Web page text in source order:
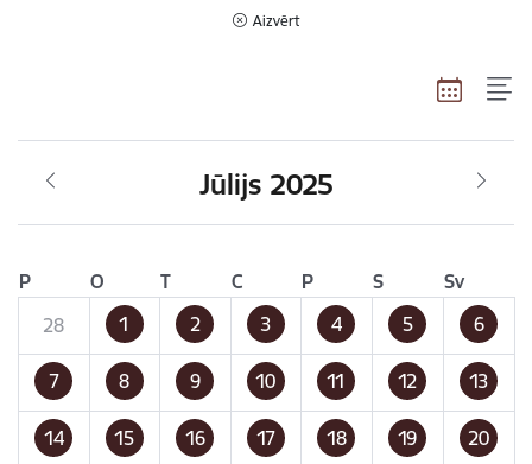
Aizvērt
Jūlijs 2025
P O T C P S
Sv
28
1 2 3 4 5 6
7 8 9 10 11 12 13
14 15 16 17 18 19 20